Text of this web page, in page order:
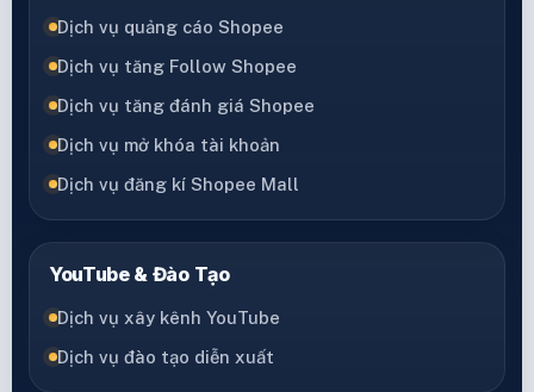
Dịch vụ quảng cáo Shopee
Dịch vụ tăng Follow Shopee
Dịch vụ tăng đánh giá Shopee
Dịch vụ mở khóa tài khoản
Dịch vụ đăng kí Shopee Mall
YouTube & Đào Tạo
Dịch vụ xây kênh YouTube
Dịch vụ đào tạo diễn xuất